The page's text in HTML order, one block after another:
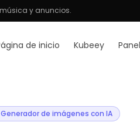
y anuncios.
de inicio Kubeey Panel
Generador de imágenes con IA